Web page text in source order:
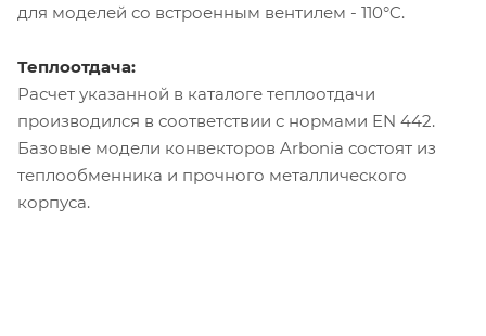
для моделей со встроенным вентилем - 110°C.
Теплоотдача:
Расчет указанной в каталоге теплоотдачи
производился в соответствии с нормами EN 442.
Базовые модели конвекторов Arbonia состоят из
теплообменника и прочного металлического
корпуса.